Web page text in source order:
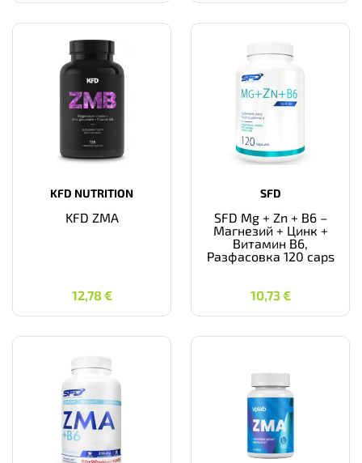
KFD NUTRITION
KFD ZMA
12,78 €
12,78 €
SFD
SFD Mg + Zn + B6 –
Магнезий + Цинк +
Витамин B6,
Разфасовка 120 caps
10,73€
10,73 €